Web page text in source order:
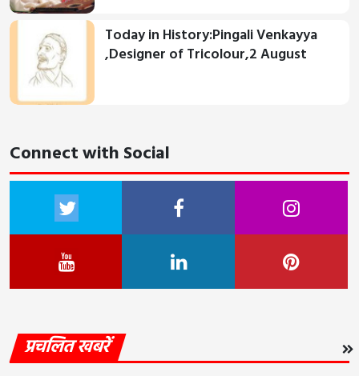
Today in History:Pingali Venkayya
,Designer of Tricolour,2 August
Connect with Social
प्रचलित खबरें